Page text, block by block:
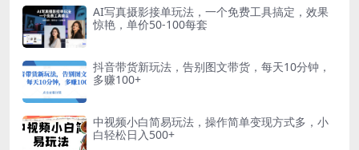
AI写真摄影接单玩法，一个免费工具搞定，效果
惊艳，单价50-100每套
抖音带货新玩法，告别图文带货，每天10分钟，
多赚100+
中视频小白简易玩法，操作简单变现方式多，小
白轻松日入500+